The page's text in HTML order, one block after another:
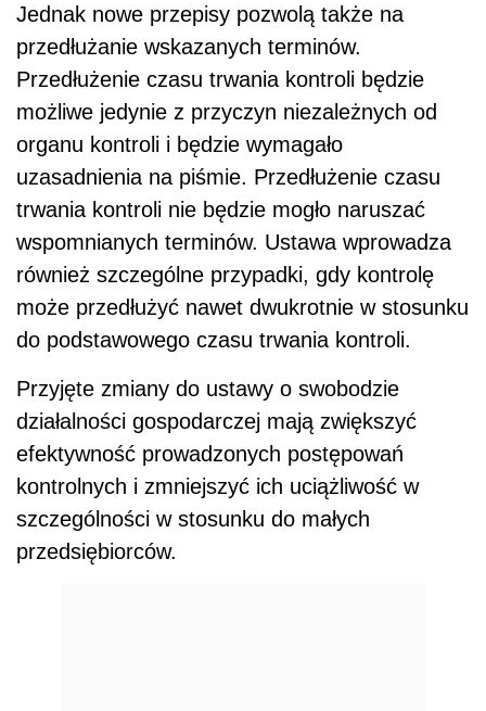
Jednak nowe przepisy pozwolą także na
przedłużanie wskazanych terminów.
Przedłużenie czasu trwania kontroli będzie
możliwe jedynie z przyczyn niezależnych od
organu kontroli i będzie wymagało
uzasadnienia na piśmie. Przedłużenie czasu
trwania kontroli nie będzie mogło naruszać
wspomnianych terminów. Ustawa wprowadza
również szczególne przypadki, gdy kontrolę
może przedłużyć nawet dwukrotnie w stosunku
do podstawowego czasu trwania kontroli.
Przyjęte zmiany do ustawy o swobodzie
działalności gospodarczej mają zwiększyć
efektywność prowadzonych postępowań
kontrolnych i zmniejszyć ich uciążliwość w
szczególności w stosunku do małych
przedsiębiorców.